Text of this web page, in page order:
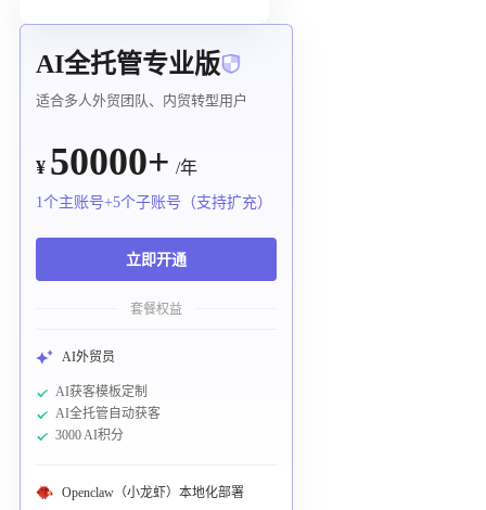
AI全托管专业版
适合多人外贸团队、内贸转型用户
¥ 50000+ /年
1个主账号+5个子账号（支持扩充）
立即开通
套餐权益
AI外贸员
AI获客模板定制
AI全托管自动获客
3000 AI积分
Openclaw（小龙虾）本地化部署